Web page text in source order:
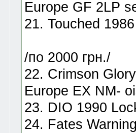
Europe GF 2LP
21. Touched
/по 2000 грн./
22. Crimson
Europe EX NM-
23. DIO 1990
24. Fates